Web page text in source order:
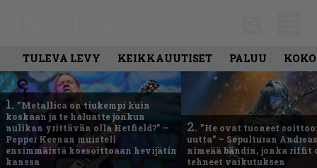
TULEVA LEVY KEIKKAUUTISET PALUU
1. ”Metallica on tiukempi kuin
koskaan ja te haluatte jonkun
nulikan yrittävän olla Hetfield?” –
Pepper Keenan muisteli
ensimmäistä koesoittoaan hevijätin
kanssa
2. ”He ovat tuoneet
uutta” – Sepulturan
nimeää bändin, jonka riffit
tehneet vaikutuksen